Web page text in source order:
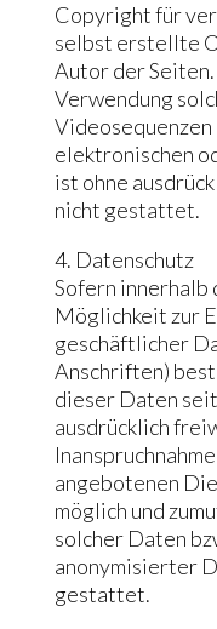
Copyright für
selbst erstellte
Autor der
Verwendung
Videosequenzen
elektronischen
ist ohne
nicht gestattet.
4. Datenschutz
Sofern
Möglichkeit zur
geschäftlicher
Anschriften)
dieser Daten
ausdrücklich
angebotenen
möglich und
solcher Daten
anonymisierter
gestattet.